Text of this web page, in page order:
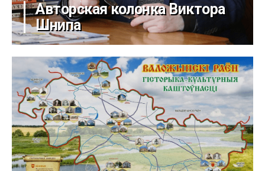
Авторская колонка Виктора
Шнипа